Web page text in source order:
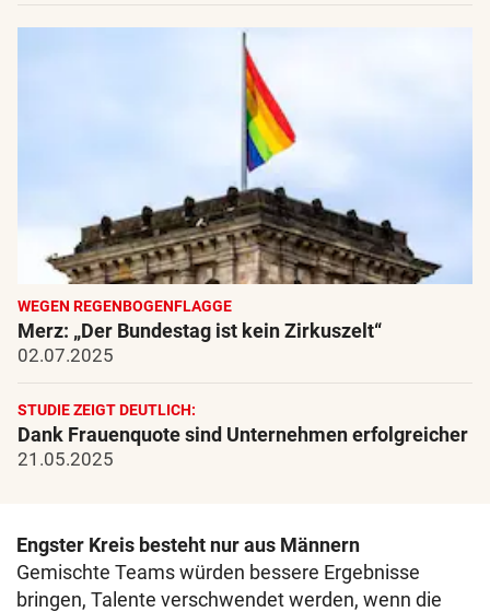
WEGEN REGENBOGENFLAGGE
Merz: „Der Bundestag ist kein Zirkuszelt“
02.07.2025
STUDIE ZEIGT DEUTLICH:
Dank Frauenquote sind Unternehmen erfolgreicher
21.05.2025
Engster Kreis besteht nur aus Männern
Gemischte Teams würden bessere Ergebnisse
bringen, Talente verschwendet werden, wenn die